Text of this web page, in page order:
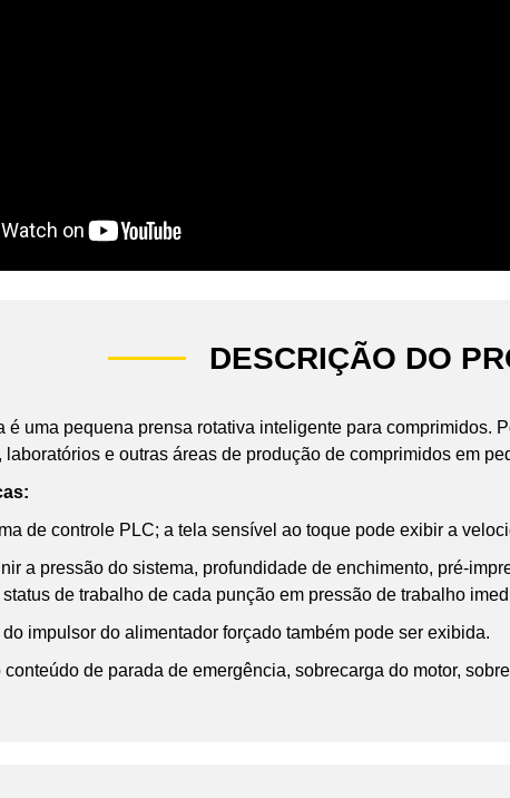
DESCRIÇÃO DO
é uma pequena prensa rotativa inteligente para comprimidos.
laboratórios e outras áreas de produção de comprimidos em
de controle PLC; a tela sensível ao toque pode exibir a
a pressão do sistema, profundidade de enchimento, pré-
de trabalho de cada punção em pressão de trabalho
impulsor do alimentador forçado também pode ser exibida.
conteúdo de parada de emergência, sobrecarga do motor,